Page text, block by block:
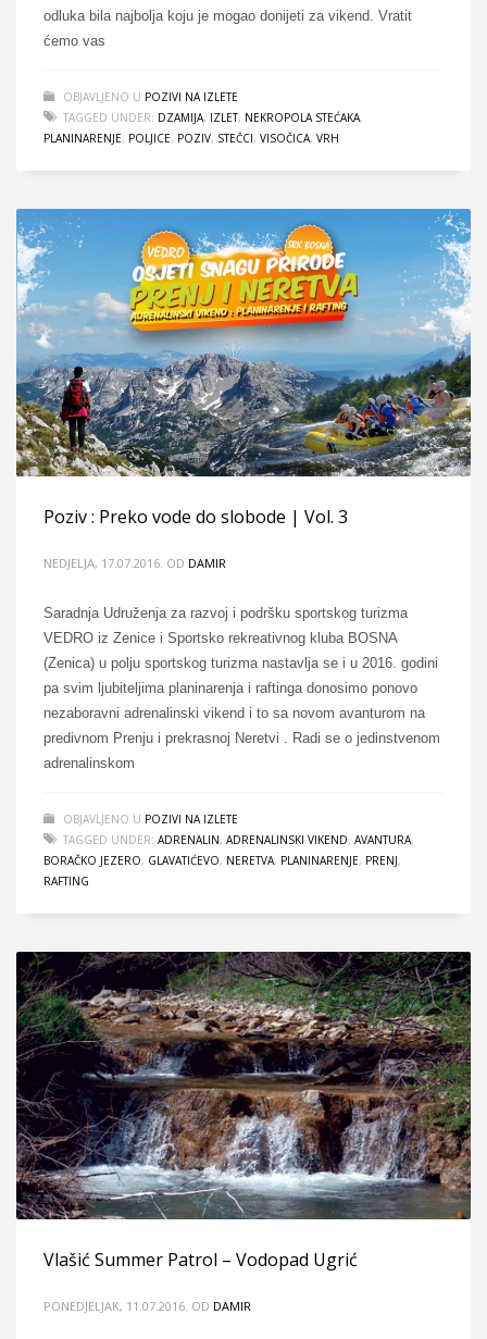
odluka bila najbolja koju je mogao donijeti za vikend. Vratit
ćemo vas
OBJAVLJENO U POZIVI NA IZLETE
TAGGED UNDER: DZAMIJA, IZLET, NEKROPOLA STEĆAKA,
PLANINARENJE, POLJICE, POZIV, STEČCI, VISOČICA, VRH
Poziv : Preko vode do slobode | Vol. 3
NEDJELJA, 17.07.2016. OD DAMIR
Saradnja Udruženja za razvoj i podršku sportskog turizma
VEDRO iz Zenice i Sportsko rekreativnog kluba BOSNA
(Zenica) u polju sportskog turizma nastavlja se i u 2016. godini
pa svim ljubiteljima planinarenja i raftinga donosimo ponovo
nezaboravni adrenalinski vikend i to sa novom avanturom na
predivnom Prenju i prekrasnoj Neretvi . Radi se o jedinstvenom
adrenalinskom
OBJAVLJENO U POZIVI NA IZLETE
TAGGED UNDER: ADRENALIN, ADRENALINSKI VIKEND, AVANTURA,
BORAČKO JEZERO, GLAVATIĆEVO, NERETVA, PLANINARENJE, PRENJ,
RAFTING
Vlašić Summer Patrol – Vodopad Ugrić
PONEDJELJAK, 11.07.2016. OD DAMIR